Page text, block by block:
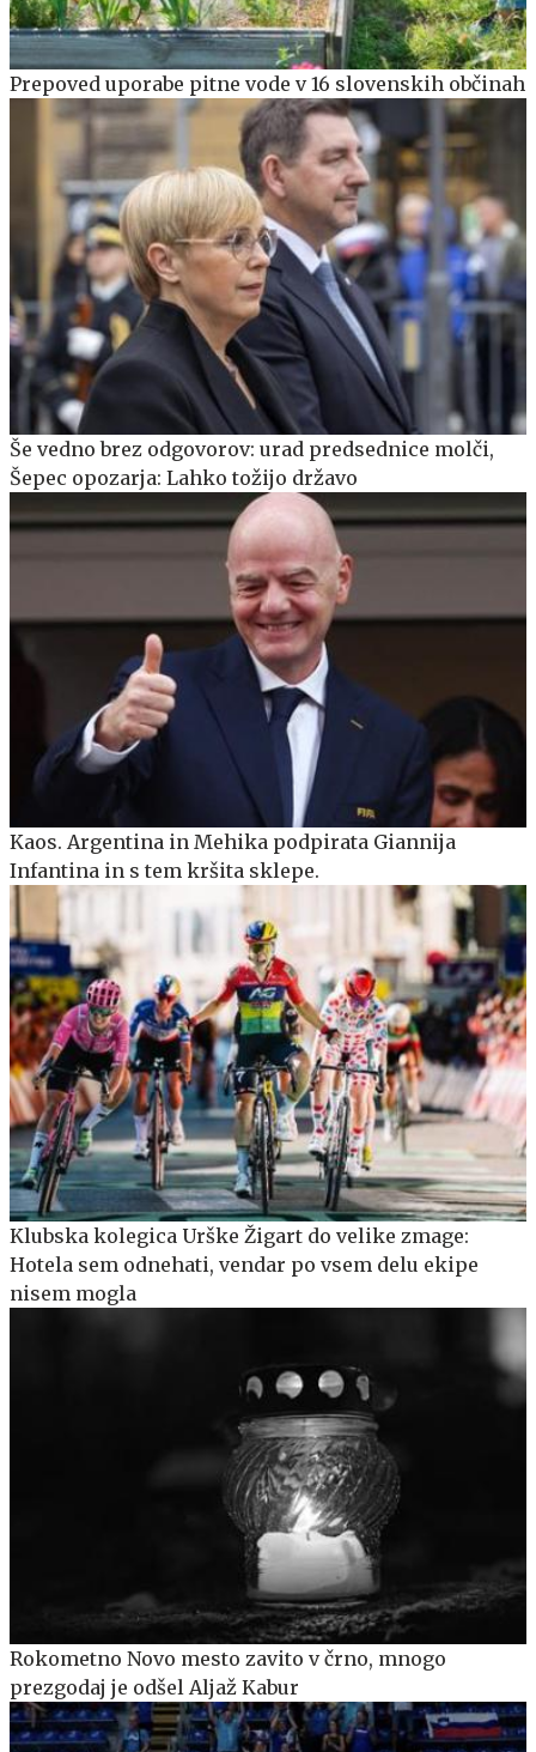
Prepoved uporabe pitne vode v 16 slovenskih občinah
Še vedno brez odgovorov: urad predsednice molči,
Šepec opozarja: Lahko tožijo državo
Kaos. Argentina in Mehika podpirata Giannija
Infantina in s tem kršita sklepe.
Klubska kolegica Urške Žigart do velike zmage:
Hotela sem odnehati, vendar po vsem delu ekipe
nisem mogla
Rokometno Novo mesto zavito v črno, mnogo
prezgodaj je odšel Aljaž Kabur